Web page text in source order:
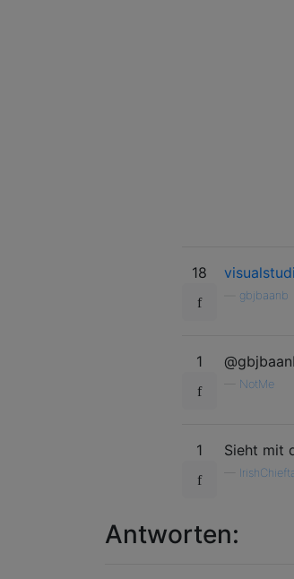
18
gbjbaanb
1
NotMe
1 Sieht mit
Antworten: